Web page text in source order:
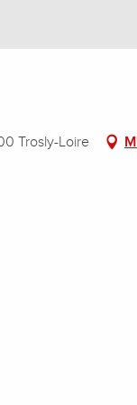
Trosly-Loire